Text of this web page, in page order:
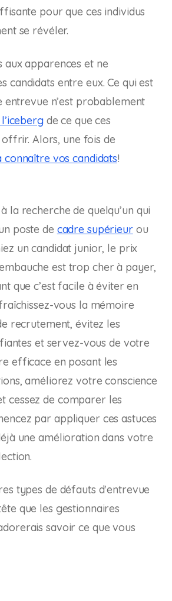
pour que ces individus
se révéler.
aux apparences et ne
candidats entre eux. Ce qui est
entrevue n’est probablement
de ce que ces
Alors, une fois de
connaître vos candidats!
la recherche de quelqu’un qui
poste de cadre supérieurou
un candidat junior, le prix
est trop cher à payer,
que c’est facile à éviter en
vous la mémoire
recrutement, évitez les
et servez-vous de votre
efficace en posant les
améliorez votre conscience
cessez de comparer les
par appliquer ces astuces
une amélioration dans votre
types de défauts d'entrevue
que les gestionnaires
savoir ce que vous